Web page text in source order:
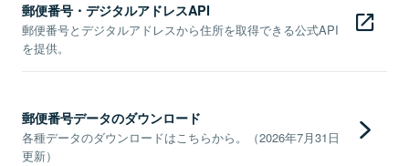
郵便番号・デジタルアドレスAPI
郵便番号とデジタルアドレスから住所を取得できる公式API
を提供。
郵便番号データのダウンロード
各種データのダウンロードはこちらから。（2026年7月31日
更新）